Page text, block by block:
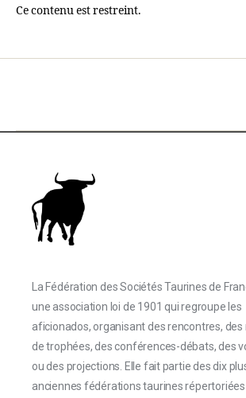
Ce contenu est restreint.
La Fédération des Sociétés Taurines de
une association loi de 1901 qui regroupe les
aficionados, organisant des rencontres, des
de trophées, des conférences-débats, des
ou des projections. Elle fait partie des dix
anciennes fédérations taurines répertoriées